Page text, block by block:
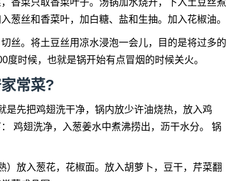
葱丝和香菜叶，加白糖、盐和生抽。加入花椒油。
丝。将土豆丝用凉水浸泡一会儿，目的是将过多的
时候，也就是锅开始有点冒烟的时候关火。
常菜?
是先把鸡翅洗干净，锅内放少许油烧热，放入鸡
鸡翅洗净，入葱姜水中煮沸捞出，沥干水分。 锅
放入葱花，花椒面。放入胡萝卜，豆干，芹菜翻